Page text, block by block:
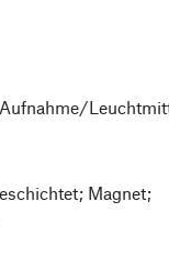
Magnet;